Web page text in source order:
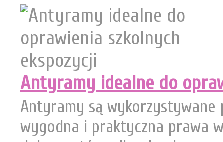
Antyramy idealne do
Antyramy są wykorzystywane
wygodna i praktyczna prawa